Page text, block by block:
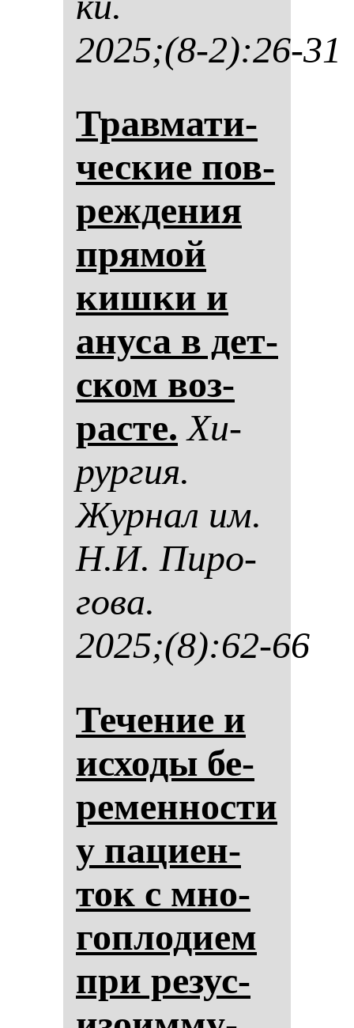
2025;(8-2):26-31
Трав­ма­ти­
чес­кие пов­
реж­де­ния
пря­мой
киш­ки и
ану­са в дет­
ском воз­
рас­те. Хи­
рур­гия.
Жур­нал им.
Н.И. Пи­ро­
го­ва.
2025;(8):62-66
Те­че­ние и
ис­хо­ды бе­
ре­мен­нос­ти
у па­ци­ен­
ток с мно­
гоп­ло­ди­ем
при ре­зус-